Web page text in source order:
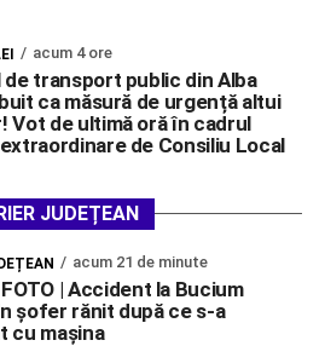
acum 4 ore
de transport public din Alba
ca măsură de urgență altui
Vot de ultimă oră în cadrul
de Consiliu Local
JUDEȚEAN
acum 21 de minute
FOTO | Accident la Bucium
șofer rănit după ce s-a
cu mașina